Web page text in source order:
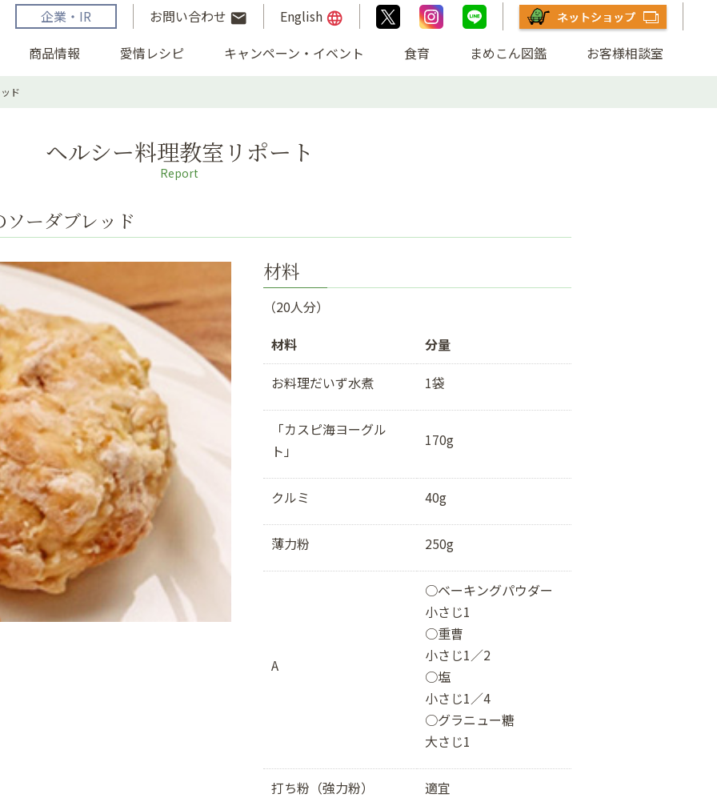
商品情報 愛情レシピ キャンペーン・イベント 食育 まめこん図鑑 お客様相談室
企業・IR お問い合わせ email English language
ド
ヘルシー料理教室リポート
Report
ーダブレッド
材料
（20人分）
材料
分量
お料理だいず水煮
1袋
「カスピ海ヨーグル
ト」
170g
クルミ 40g
薄力粉 250g
A
○ベーキングパウダー
小さじ1
○重曹
小さじ1／2
○塩
小さじ1／4
○グラニュー糖
大さじ1
打ち粉（強力粉） 適宜